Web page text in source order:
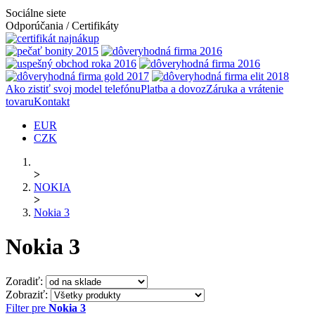
Sociálne siete
Odporúčania / Certifikáty
Ako zistiť svoj model telefónuPlatba a dovozZáruka a vrátenie
tovaruKontakt
EUR
CZK
>
NOKIA
>
Nokia 3
Nokia 3
Zoradiť:
Zobraziť:
Filter pre Nokia 3